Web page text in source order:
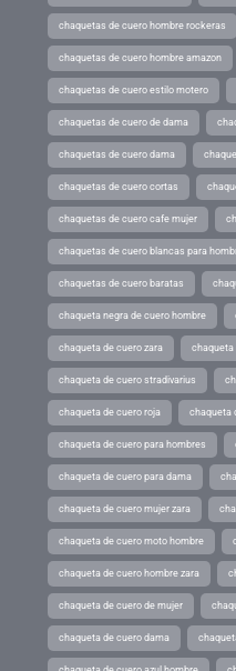
chaquetas de cuero hombre rockeras
chaquetas de cuero hombre amazon
chaquetas de cuero estilo motero
chaquetas de cuero de dama
chaquetas de cuero dama
chaquetas de cuero cortas
chaquetas de cuero cafe mujer
chaquetas de cuero blancas para
chaquetas de cuero baratas
chaqueta negra de cuero hombre
chaqueta de cuero zara chaqueta
chaqueta de cuero stradivarius
chaqueta de cuero roja chaqueta
chaqueta de cuero para hombres
chaqueta de cuero para dama
chaqueta de cuero mujer zara
chaqueta de cuero moto hombre
chaqueta de cuero hombre zara
chaqueta de cuero de mujer
chaqueta de cuero dama